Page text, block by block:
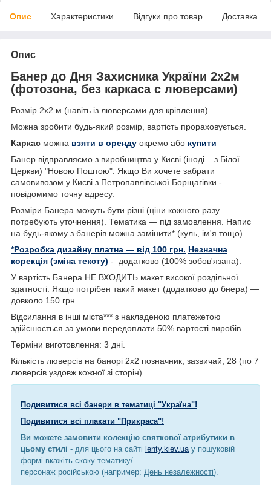
Опис Характеристики Відгуки про товар Доставка
Опис
Банер до Дня Захисника України 2х2м
(фотозона, без каркаса с люверсами)
Розмір 2х2 м (навіть із люверсами для кріплення).
Можна зробити будь-який розмір, вартість прораховується.
Каркас можна взяти в оренду окремо або купити
Банер відправляємо з виробництва у Києві (іноді – з Білої
Церкви) "Новою Поштою". Якщо Ви хочете забрати
самовивозом у Києві з Петропавлівської Борщагівки -
повідомимо точну адресу.
Розміри Банера можуть бути різні (ціни кожного разу
потребують уточнення). Тематика — під замовлення. Напис
на будь-якому з банерів можна замінити* (куль, ім'я тощо).
*Розробка дизайну платна — від 100 грн. Незначна
корекція (зміна тексту) - додатково (100% зобов'язана).
У вартість Банера НЕ ВХОДИТЬ макет високої роздільної
здатності. Якщо потрібен такий макет (додатково до бнера) —
довколо 150 грн.
Відсилання в інші міста*** з накладеною платежетою
здійснюється за умови передоплати 50% вартості виробів.
Терміни виготовлення: 3 дні.
Кількість люверсів на банорі 2х2 позначник, зазвичай, 28 (по 7
люверсів уздовж кожної зі сторін).
Подивитися всі банери в тематиці "Україна"!
Подивитися всі плакати "Прикраса"!
Ви можете замовити колекцію святкової атрибутики в
цьому стилі - для цього на сайті lenty.kiev.uaу пошуковій
формі вкажіть скоку тематику/
персонаж російською (например: День незалежності).